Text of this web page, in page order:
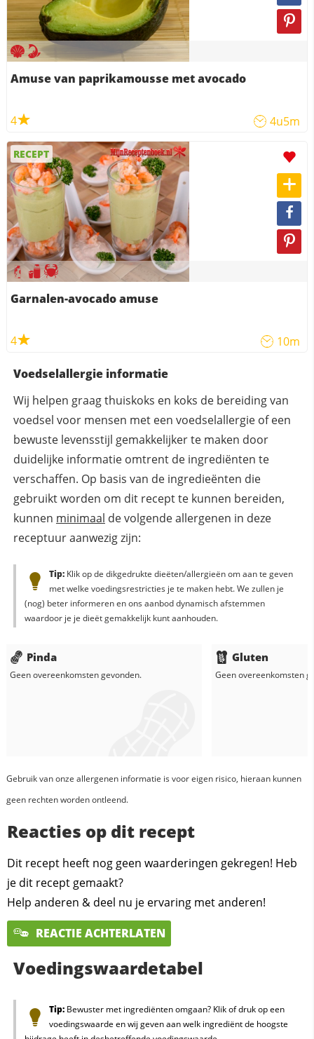
Amuse van paprikamousse met avocado
4 4u5m
RECEPT
Garnalen-avocado amuse
4 10m
Voedselallergie informatie
Wij helpen graag thuiskoks en koks de bereiding van
voedsel voor mensen met een voedselallergie of een
bewuste levensstijl gemakkelijker te maken door
duidelijke informatie omtrent de ingrediënten te
verschaffen. Op basis van de ingredieënten die
gebruikt worden om dit recept te kunnen bereiden,
kunnen minimaal de volgende allergenen in deze
receptuur aanwezig zijn:
Tip:Klik op de dikgedrukte dieëten/allergieën om aan te geven
met welke voedingsrestricties je te maken hebt. We zullen je
(nog) beter informeren en ons aanbod dynamisch afstemmen
waardoor je je dieët gemakkelijk kunt aanhouden.
Pinda
Geen overeenkomsten gevonden.
Gluten
Geen overeenkomsten
Gebruik van onze allergenen informatie is voor eigen risico, hieraan kunnen
geen rechten worden ontleend.
Reacties op dit recept
Dit recept heeft nog geen waarderingen gekregen! Heb
je dit recept gemaakt?
Help anderen & deel nu je ervaring met anderen!
REACTIE ACHTERLATEN
Voedingswaardetabel
Tip:Bewuster met ingrediënten omgaan? Klik of druk op een
voedingswaarde en wij geven aan welk ingrediënt de hoogste